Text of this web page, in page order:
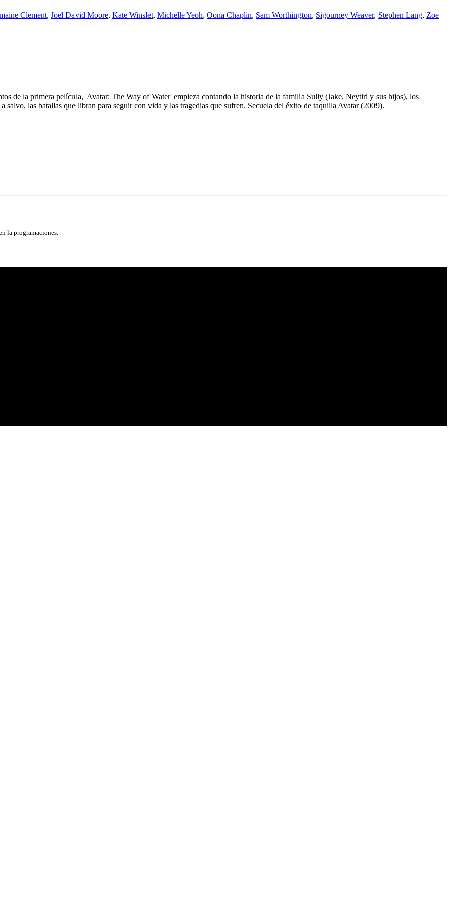
Clement, Joel David Moore, Kate Winslet, Michelle Yeoh, Oona Chaplin, Sam Worthington, Sigourney Weaver, Stephen Lang, Zoe
de la primera película, 'Avatar: The Way of Water' empieza contando la historia de la familia Sully (Jake, Neytiri y sus hijos), los
salvo, las batallas que libran para seguir con vida y las tragedias que sufren. Secuela del éxito de taquilla Avatar (2009).
la programaciones.